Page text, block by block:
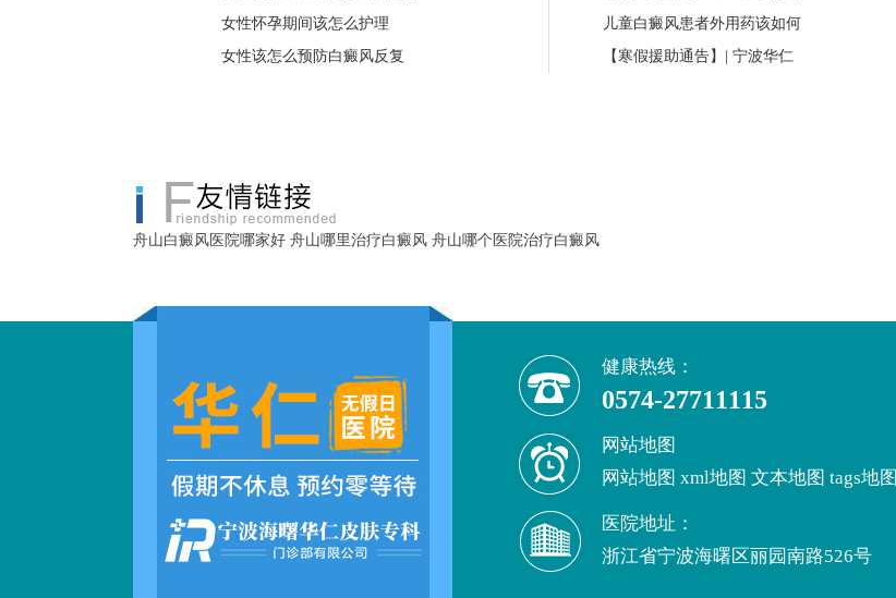
女性怀孕期间该怎么护理
女性该怎么预防白癜风反复
儿童白癜风患者外用药该如何
【寒假援助通告】| 宁波华仁
舟山白癜风医院哪家好 舟山哪里治疗白癜风 舟山哪个医院治疗白癜风
健康热线：
0574-27711115
网站地图
网站地图 xml地图 文本地图 tags地图
医院地址：
浙江省宁波海曙区丽园南路526号